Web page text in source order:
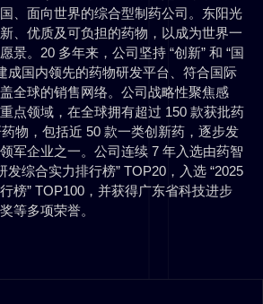
、面向世界的综合型制药公司。东阳光
、优质及可负担的药物，以成为世界一
景。20 多年来，公司坚持 “创新” 和 “国
成国内领先的药物研发平台、符合国际
全球的销售网络。公司战略性聚焦感
点领域，在全球拥有超过 150 款获批药
物，包括近 50 款一类创新药，逐步发
军企业之一。公司连续 7 年入选由药智
发综合实力排行榜” TOP20，入选 “2025
榜” TOP100，并获得广东省科技进步
等多项荣誉。